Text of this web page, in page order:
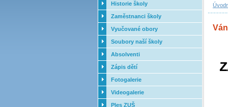
Historie školy
Zaměstnanci školy
Vyučované obory
Soubory naší školy
Absolventi
Zápis dětí
Fotogalerie
Videogalerie
Ples ZUŠ